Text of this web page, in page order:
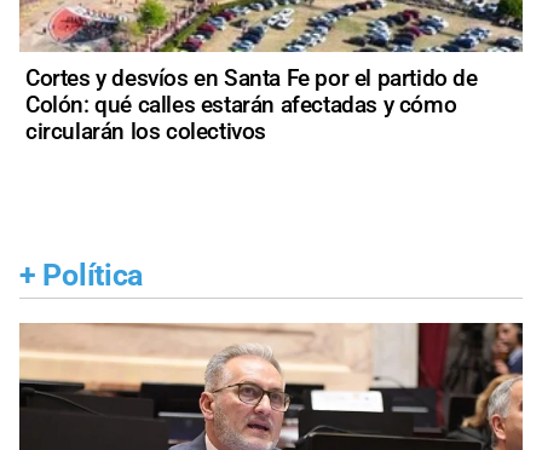
Cortes y desvíos en Santa Fe por el partido de
Colón: qué calles estarán afectadas y cómo
circularán los colectivos
+ Política